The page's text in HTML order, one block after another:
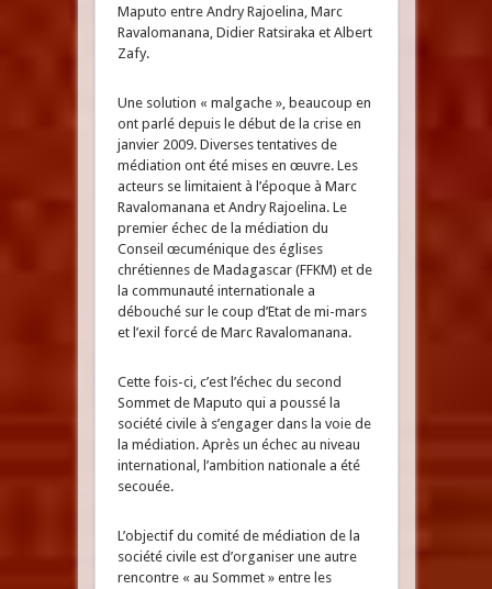
Maputo entre Andry Rajoelina, Marc
Ravalomanana, Didier Ratsiraka et Albert
Zafy.
Une solution « malgache », beaucoup en
ont parlé depuis le début de la crise en
janvier 2009. Diverses tentatives de
médiation ont été mises en œuvre. Les
acteurs se limitaient à l’époque à Marc
Ravalomanana et Andry Rajoelina. Le
premier échec de la médiation du
Conseil œcuménique des églises
chrétiennes de Madagascar (FFKM) et de
la communauté internationale a
débouché sur le coup d’Etat de mi-mars
et l’exil forcé de Marc Ravalomanana.
Cette fois-ci, c’est l’échec du second
Sommet de Maputo qui a poussé la
société civile à s’engager dans la voie de
la médiation. Après un échec au niveau
international, l’ambition nationale a été
secouée.
L’objectif du comité de médiation de la
société civile est d’organiser une autre
rencontre « au Sommet » entre les